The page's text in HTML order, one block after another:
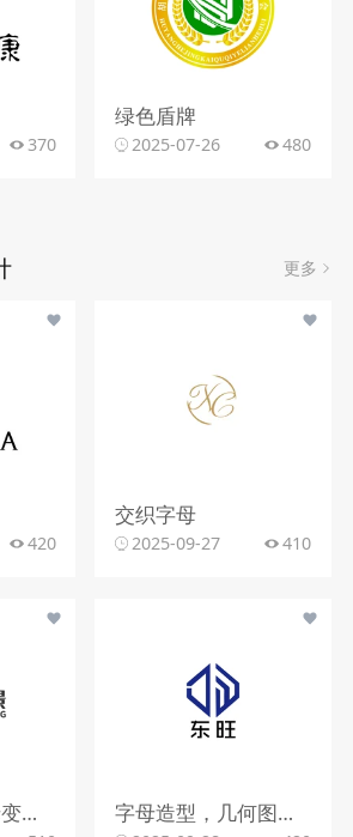
370
绿色盾牌
2025-07-26 480
更多
420
交织字母
2025-09-27 410
色彩融合，字母变形，文字搭配 字母造型，几何图形，蓝色调